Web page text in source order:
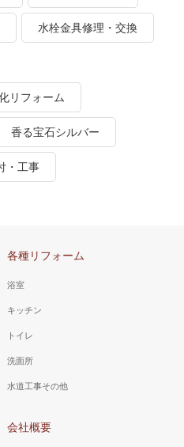
水栓金具修理・交換
リフォーム
香る宝石シルバー
・工事
各種リフォーム
浴室
キッチン
トイレ
洗面所
水道工事その他
会社概要